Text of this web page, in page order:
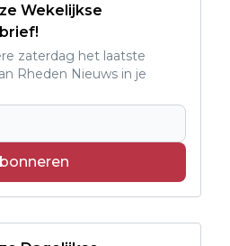
Wekelijkse
zaterdag het laatste
Rheden Nieuws in je